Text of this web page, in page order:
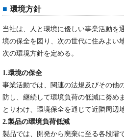
環境方針
当社は、人と環境に優しい事業活動を
境の保全を図り、次の世代に住みよい
次の環境方針を定める。
1.環境の保全
事業活動では、関連の法規及びその他
防し、継続して環境負荷の低減に努めま
とりわけ、環境保全を通じて近隣周辺
2.製品の環境負荷低減
製品では、開発から廃棄に至る各段階